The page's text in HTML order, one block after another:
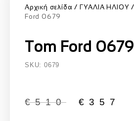
Αρχική σελίδα ΓΥΑΛΙΑ ΗΛΙΟΥ
Ford 0679
Tom Ford 0679
SKU: 0679
€510 € 357